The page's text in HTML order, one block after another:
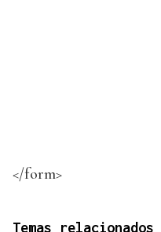
</form>
Temas relacionados